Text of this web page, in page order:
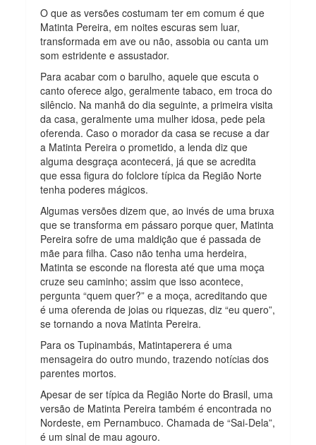
O que as versões costumam ter em comum é que
Matinta Pereira, em noites escuras sem luar,
transformada em ave ou não, assobia ou canta um
som estridente e assustador.
Para acabar com o barulho, aquele que escuta o
canto oferece algo, geralmente tabaco, em troca do
silêncio. Na manhã do dia seguinte, a primeira visita
da casa, geralmente uma mulher idosa, pede pela
oferenda. Caso o morador da casa se recuse a dar
a Matinta Pereira o prometido, a lenda diz que
alguma desgraça acontecerá, já que se acredita
que essa figura do folclore típica da Região Norte
tenha poderes mágicos.
Algumas versões dizem que, ao invés de uma bruxa
que se transforma em pássaro porque quer, Matinta
Pereira sofre de uma maldição que é passada de
mãe para filha. Caso não tenha uma herdeira,
Matinta se esconde na floresta até que uma moça
cruze seu caminho; assim que isso acontece,
pergunta “quem quer?” e a moça, acreditando que
é uma oferenda de joias ou riquezas, diz “eu quero”,
se tornando a nova Matinta Pereira.
Para os Tupinambás, Matintaperera é uma
mensageira do outro mundo, trazendo notícias dos
parentes mortos.
Apesar de ser típica da Região Norte do Brasil, uma
versão de Matinta Pereira também é encontrada no
Nordeste, em Pernambuco. Chamada de “Sai-Dela”,
é um sinal de mau agouro.